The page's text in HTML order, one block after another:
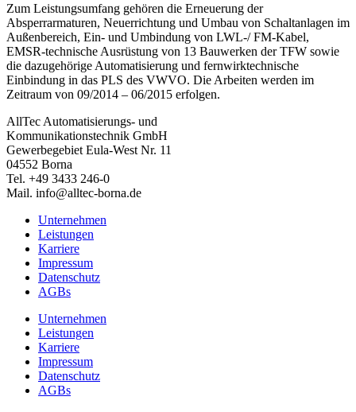
Zum Leistungsumfang gehören die Erneuerung der
Absperrarmaturen, Neuerrichtung und Umbau von Schaltanlagen im
Außenbereich, Ein- und Umbindung von LWL-/ FM-Kabel,
EMSR-technische Ausrüstung von 13 Bauwerken der TFW sowie
die dazugehörige Automatisierung und fernwirktechnische
Einbindung in das PLS des VWVO. Die Arbeiten werden im
Zeitraum von 09/2014 – 06/2015 erfolgen.
AllTec Automatisierungs- und
Kommunikationstechnik GmbH
Gewerbegebiet Eula-West Nr. 11
04552 Borna
Tel. +49 3433 246-0
Mail. info@alltec-borna.de
Unternehmen
Leistungen
Karriere
Impressum
Datenschutz
AGBs
Unternehmen
Leistungen
Karriere
Impressum
Datenschutz
AGBs